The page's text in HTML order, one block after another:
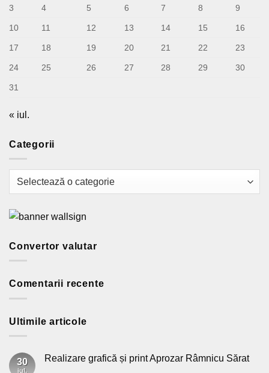
3 4 5 6 7 8 9
10 11 12 13 14 15 16
17 18 19 20 21 22 23
24 25 26 27 28 29 30
31
« iul.
Categorii
Categorii
Convertor valutar
Comentarii recente
Ultimile articole
30
iul.
Realizare grafică și print Aprozar Râmnicu Sărat